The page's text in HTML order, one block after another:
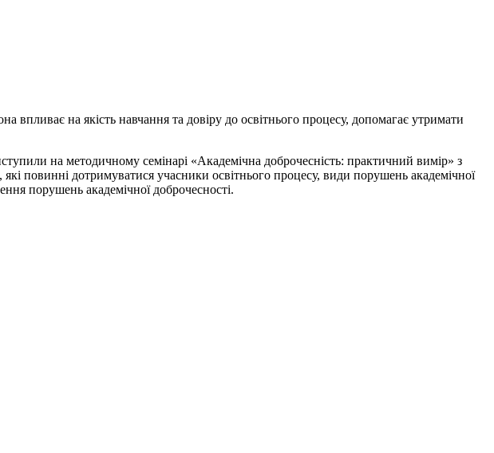
впливає на якість навчання та довіру до освітнього процесу, допомагає утримати
на методичному семінарі «Академічна доброчесність: практичний вимір» з
повинні дотримуватися учасники освітнього процесу, види порушень академічної
порушень академічної доброчесності.